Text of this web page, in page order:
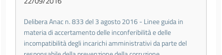
Delibera Anac n. 833 del 3 agosto 2016 - Linee guida in
materia di accertamento delle inconferibilità e delle
incompatibilità degli incarichi amministrativi da parte del